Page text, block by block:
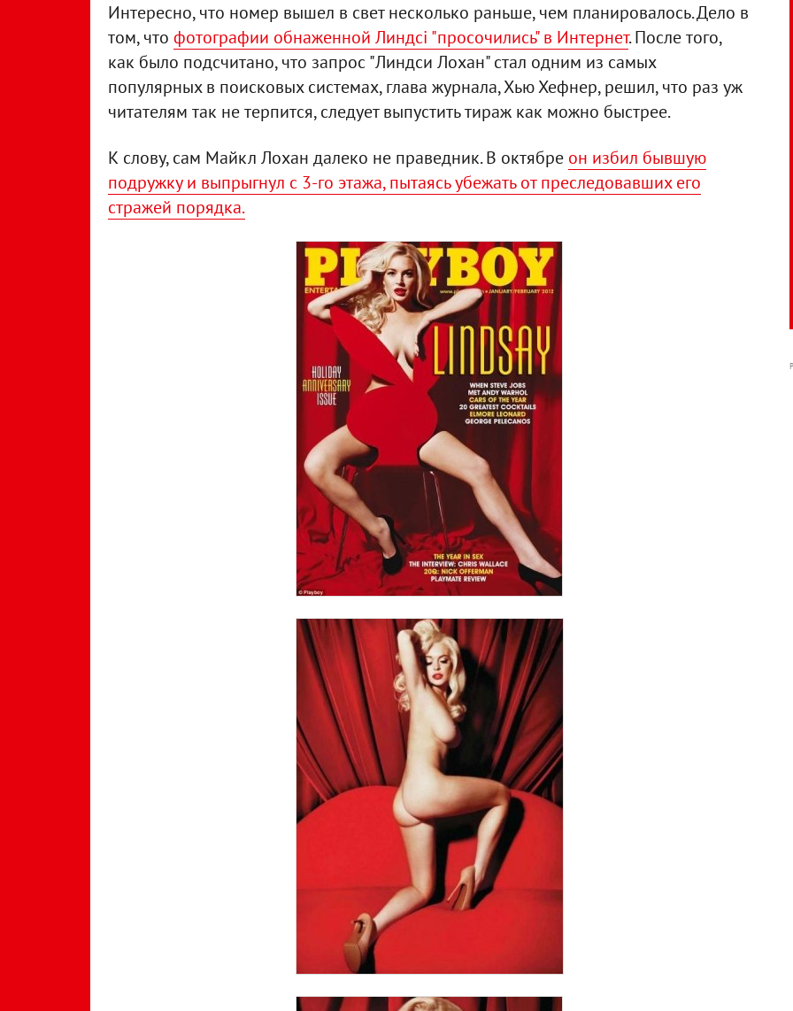
Интересно, что номер вышел в свет несколько раньше, чем планировалось. Дело в
том, что фотографии обнаженной Линдсі "просочились" в Интернет. После того,
как было подсчитано, что запрос "Линдси Лохан" стал одним из самых
популярных в поисковых системах, глава журнала, Хью Хефнер, решил, что раз уж
читателям так не терпится, следует выпустить тираж как можно быстрее.
К слову, сам Майкл Лохан далеко не праведник. В октябре он избил бывшую
подружку и выпрыгнул с 3-го этажа, пытаясь убежать от преследовавших его
стражей порядка.